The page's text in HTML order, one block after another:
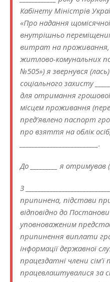
Кабінету Міністрів
«Про надання
внутрішньо
витрат на проживання,
житлово-комунальних
№505») я звернувся
соціального захисту
для отримання
місцем проживання
пред’явлено паспорт
про взяття на облік
__________________________.
До _________ я
З
припинена, підстави
відповідно до
уповноваженим
припинення виплати
інформації державної
працездатні члени
працевлаштувалися за